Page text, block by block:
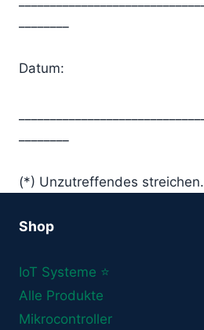
Datum:
(*) Unzutreffendes streichen.
Shop
IoT Systeme ⭐
Alle Produkte
Mikrocontroller